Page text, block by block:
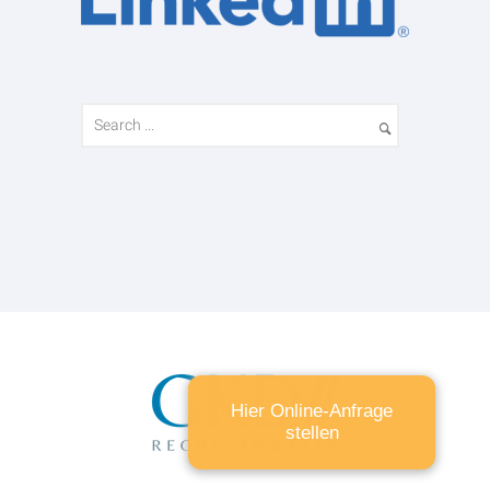
Hier Online-Anfrage
stellen